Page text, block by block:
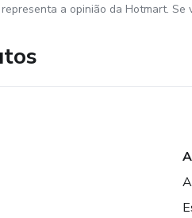
a opinião da Hotmart. Se